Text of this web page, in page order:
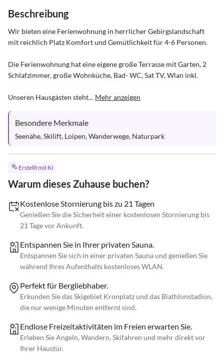
Beschreibung
Wir bieten eine Ferienwohnung in herrlicher Gebirgslandschaft
mit reichlich Platz Komfort und Gemütlichkeit für 4-6 Personen.
Die Ferienwohnung hat eine eigene große Terrasse mit Garten, 2
Schlafzimmer, große Wohnküche, Bad- WC, Sat TV, Wlan inkl.
Unseren Hausgästen steht... Mehr anzeigen
Besondere Merkmale
Seenähe, Skilift, Loipen, Wanderwege, Naturpark
Erstellt mit KI
Warum dieses Zuhause buchen?
Kostenlose Stornierung bis zu 21 Tagen
Genießen Sie die Sicherheit einer kostenlosen Stornierung bis
21 Tage vor Ankunft.
Entspannen Sie in Ihrer privaten Sauna.
Entspannen Sie sich in einer privaten Sauna und genießen Sie
während Ihres Aufenthalts kostenloses WLAN.
Perfekt für Bergliebhaber.
Erkunden Sie das Skigebiet Kronplatz und das Biathlonstadion,
die nur wenige Minuten entfernt sind.
Endlose Freizeitaktivitäten im Freien erwarten Sie.
Erleben Sie Angeln, Wandern, Skifahren und mehr direkt vor
Ihrer Haustür.